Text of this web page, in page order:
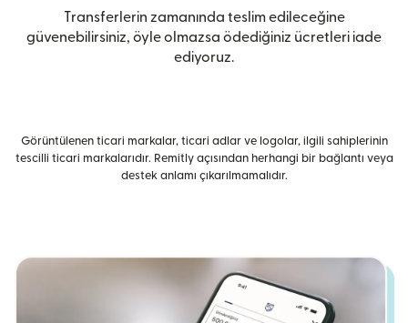
Transferlerin zamanında teslim edileceğine
güvenebilirsiniz, öyle olmazsa ödediğiniz ücretleri iade
ediyoruz.
Görüntülenen ticari markalar, ticari adlar ve logolar, ilgili sahiplerinin
tescilli ticari markalarıdır. Remitly açısından herhangi bir bağlantı veya
destek anlamı çıkarılmamalıdır.